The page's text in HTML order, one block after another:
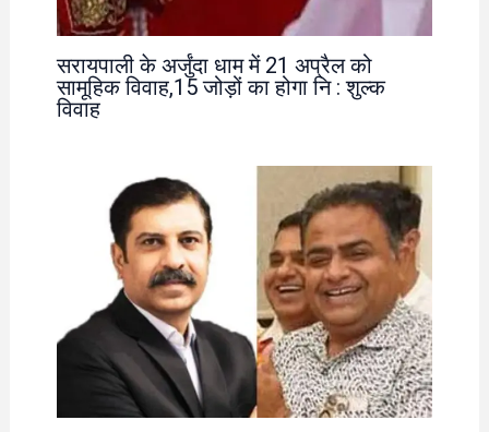
सरायपाली के अर्जुंदा धाम में 21 अप्रैल को
सामूहिक विवाह,15 जोड़ों का होगा नि : शुल्क
विवाह